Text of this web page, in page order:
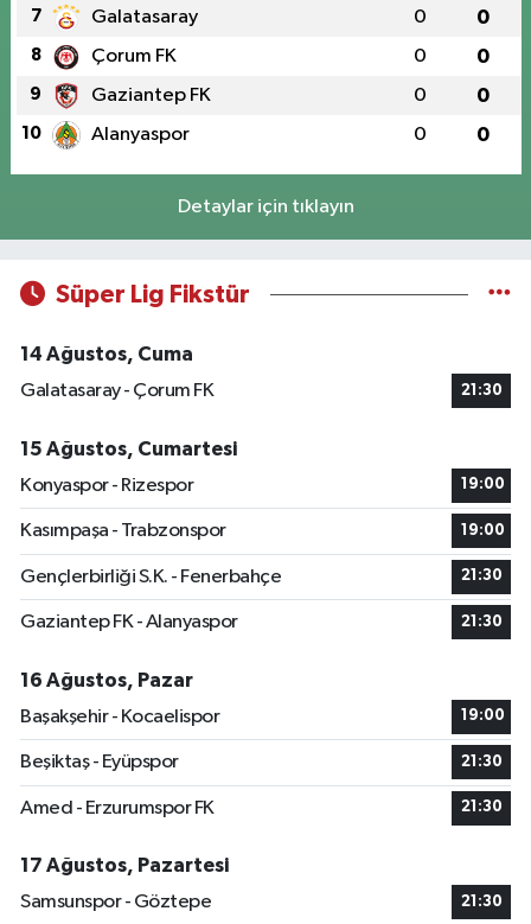
7 Galatasaray 0 0
8 Çorum FK 0 0
9 Gaziantep FK 0 0
10 Alanyaspor 0 0
Detaylar için tıklayın
Süper Lig Fikstür
14 Ağustos, Cuma
Galatasaray - Çorum FK
21:30
15 Ağustos, Cumartesi
Konyaspor - Rizespor
19:00
Kasımpaşa - Trabzonspor 19:00
Gençlerbirliği S.K. - Fenerbahçe 21:30
Gaziantep FK - Alanyaspor 21:30
16 Ağustos, Pazar
Başakşehir - Kocaelispor
19:00
Beşiktaş - Eyüpspor 21:30
Amed - Erzurumspor FK 21:30
17 Ağustos, Pazartesi
Samsunspor - Göztepe
21:30